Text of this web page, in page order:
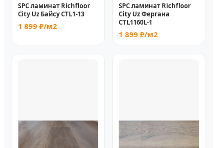
SPC ламинат Richfloor
City Uz Байсу CTL1-13
1 899 ₽/м2
SPC ламинат Richfloor
City Uz Фергана
CТL1160L-1
1 899 ₽/м2